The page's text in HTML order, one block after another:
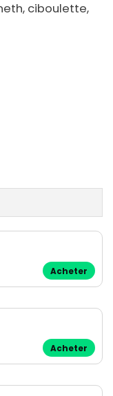
ciboulette,
Acheter
Acheter